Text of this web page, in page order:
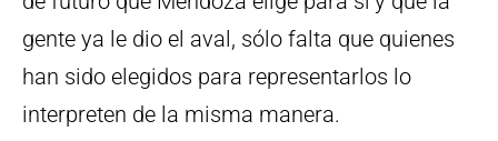
gente ya le dio el aval, sólo falta que quienes
han sido elegidos para representarlos lo
interpreten de la misma manera.